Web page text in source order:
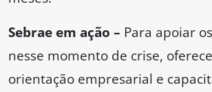
Sebrae em ação – Para apoiar
nesse momento de crise,
orientação empresarial e